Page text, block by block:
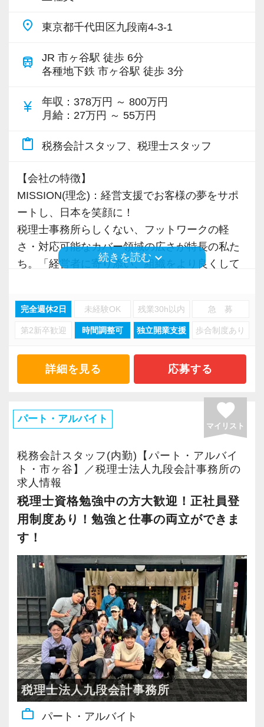
ム最大の魅力です。
未来を築いていただければと思います。
そんな貴方のご応募をお待ちしています。
◆税務コンサルタントになりたい…など
ご自身の目指すビジョンに向かって活躍してい
＜フレックスタイム制！自由な働き方が可能＞
コアタイムありのフレックスタイム制を導入し
ています。時差出勤で調整すれば、満員電車や
な場合はテレワーク・リモートワークにも対応
しますので、お気軽にご相談ください。
＜資格取得や独立支援もサポート＞
残業は極力なくし、社員の成長には惜しむこと
なく投資する方針です。
の独立支援体制なども充実。
当法人で活躍し続けるか、独立して自分だけの
道を歩むか。
ご自身でお好きなキャリアを描ける環境を整え
実際に資格を取得して独立した人も少なくあり
ません。
＜毎年3～5％の収入アップ実績あり＞
社員の収入は毎年3～5％ずつアップ。頑張りや
成果に比例する部分はありますが、着実に昇給
していく評価体制を続けています。無資格で年
収1000万円近くまで上がっている社員も在籍し
ていますよ。
【お任せできる業務】
希望に応じたお仕事をお任せしますが、当法人
としてはお客様対応をメインにしていただきた
いと思っています。基本的に巡回監査は行って
おらず、オンライン対応で解決するお客様がほ
とんどです。
＜副業もOKです＞
本業に支障が出ない範囲であれば副業も認めて
place 東京都千代田区九段南4-3-1
train
JR 市ヶ谷駅 徒歩 6分
各種地下鉄 市ヶ谷駅 徒歩 3分
currency_yen 年収 ：378万円 ～ 800万円
月給 ：27万円 ～ 55万円
content_paste 税務会計スタッフ、税理士スタッフ
【会社の特徴】
MISSION(理念)：経営支援でお客様の夢をサポ
ートし、日本を笑顔に！
税理士事務所らしくない、フットワークの軽
さ・対応可能なカバー領域の広さが特長の私た
ち。「経営者に寄り添い、組織をより良くして
■クラウド会計ソフト導入支援
導入支援実績が豊富です！
■業務改善に向けたコンサルティング業務
⇒挑戦し続ける風土があり、お客様の課題解決
に対して柔軟な対応ができます！
⇒当事務所では事務作業などを申告チームに一
任しているので、お客様とのやり取りに集中で
きます◎
■評価制度あり
■資産税案件あり
■大学院、専門学校との両立可能
■幅広い年代が活躍
■産休・育休からの復職率100％
■年間休日120日以上＋残業月10～20時間
【社員育成】
・チーム制のため、フォローできる
・本人の能力や希望に合った仕事の仕方、働き
方
・毎週全員で税務の勉強会
・内部も外部も研修が充実
続きを読む keyboard_arrow_down
完全週休2日 未経験OK 残業30h以内 急 募
第2新卒歓迎 時間調整可 独立開業支援 歩合制度あり
詳細を見る 応募する
パート・アルバイト favorite
マイリスト
税務会計スタッフ(内勤)【パート・アルバイ
ト・市ヶ谷】／税理士法人九段会計事務所の
求人情報
税理士資格勉強中の方大歓迎！正社員登
用制度あり！勉強と仕事の両立ができま
す！
税理士法人九段会計事務所
work_outline パート・アルバイト